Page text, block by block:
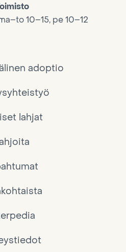
10–15, pe 10–12
adoptio
lahjat